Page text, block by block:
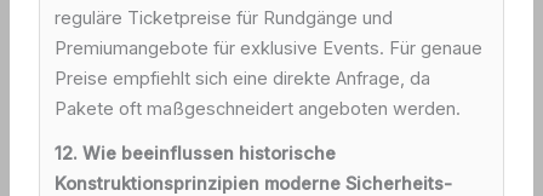
reguläre Ticketpreise für Rundgänge und
Premiumangebote für exklusive Events. Für genaue
Preise empfiehlt sich eine direkte Anfrage, da
Pakete oft maßgeschneidert angeboten werden.
12. Wie beeinflussen historische
Konstruktionsprinzipien moderne Sicherheits-